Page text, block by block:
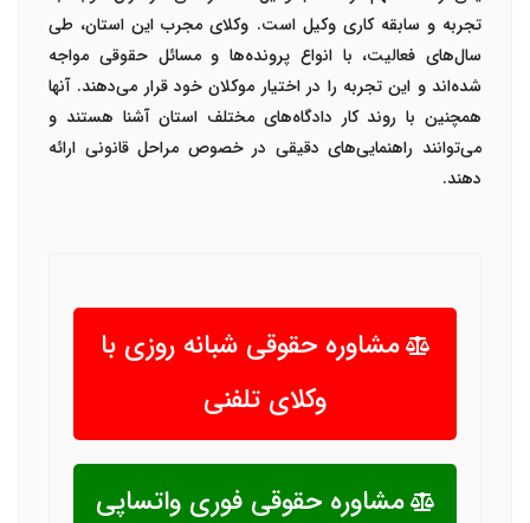
تجربه و سابقه کاری وکیل است. وکلای مجرب این استان، طی
سال‌های فعالیت، با انواع پرونده‌ها و مسائل حقوقی مواجه
شده‌اند و این تجربه را در اختیار موکلان خود قرار می‌دهند. آنها
همچنین با روند کار دادگاه‌های مختلف استان آشنا هستند و
می‌توانند راهنمایی‌های دقیقی در خصوص مراحل قانونی ارائه
دهند.
مشاوره حقوقی شبانه روزی با
وکلای تلفنی
مشاوره حقوقی فوری واتساپی